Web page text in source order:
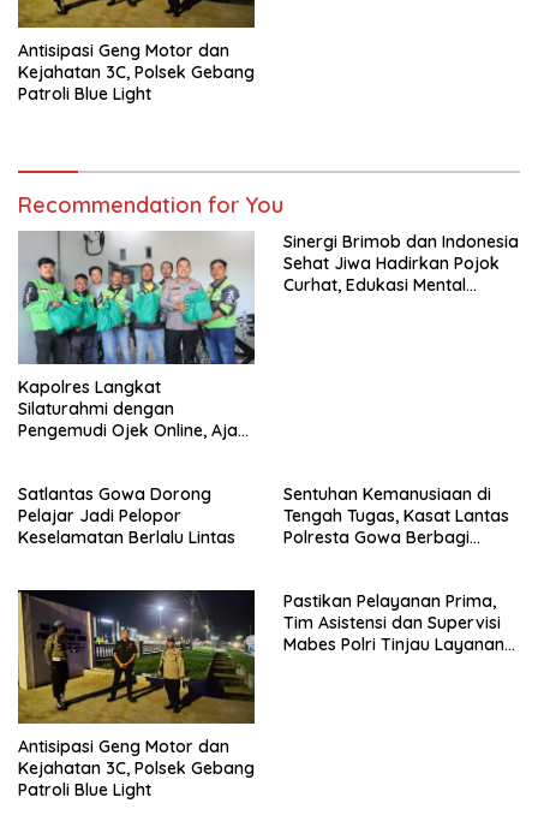
Antisipasi Geng Motor dan
Kejahatan 3C, Polsek Gebang
Patroli Blue Light
Recommendation for You
Kapolres Langkat
Silaturahmi dengan
Pengemudi Ojek Online, Ajak
Sinergi Brimob dan Indonesia
Sehat Jiwa Hadirkan Pojok
Curhat, Edukasi Mental
Satlantas Gowa Dorong
Pelajar Jadi Pelopor
Keselamatan Berlalu Lintas
Sentuhan Kemanusiaan di
Tengah Tugas, Kasat Lantas
Polresta Gowa Berbagi
Antisipasi Geng Motor dan
Kejahatan 3C, Polsek Gebang
Patroli Blue Light
Pastikan Pelayanan Prima,
Tim Asistensi dan Supervisi
Mabes Polri Tinjau Layanan